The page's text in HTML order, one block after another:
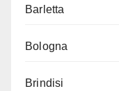
Barletta
Bologna
Brindisi